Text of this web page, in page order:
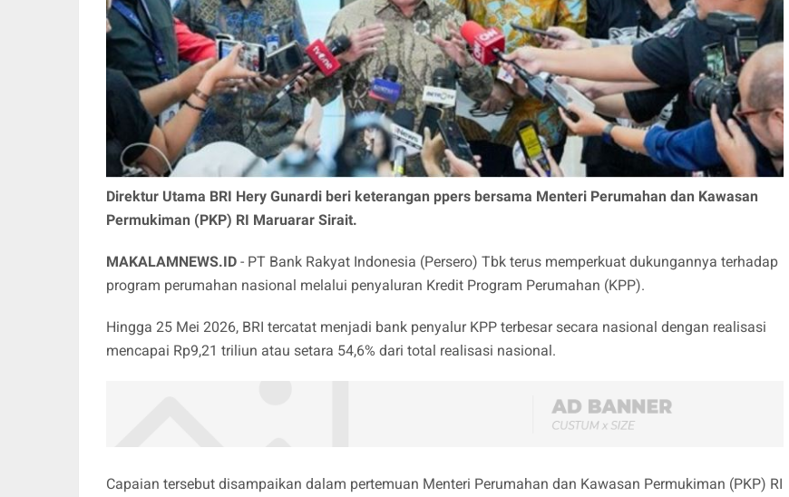
Direktur Utama BRI Hery Gunardi beri keterangan ppers bersama Menteri Perumahan dan Kawasan
Permukiman (PKP) RI Maruarar Sirait.
MAKALAMNEWS.ID - PT Bank Rakyat Indonesia (Persero) Tbk terus memperkuat dukungannya terhadap
program perumahan nasional melalui penyaluran Kredit Program Perumahan (KPP).
Hingga 25 Mei 2026, BRI tercatat menjadi bank penyalur KPP terbesar secara nasional dengan realisasi
mencapai Rp9,21 triliun atau setara 54,6% dari total realisasi nasional.
Capaian tersebut disampaikan dalam pertemuan Menteri Perumahan dan Kawasan Permukiman (PKP) RI